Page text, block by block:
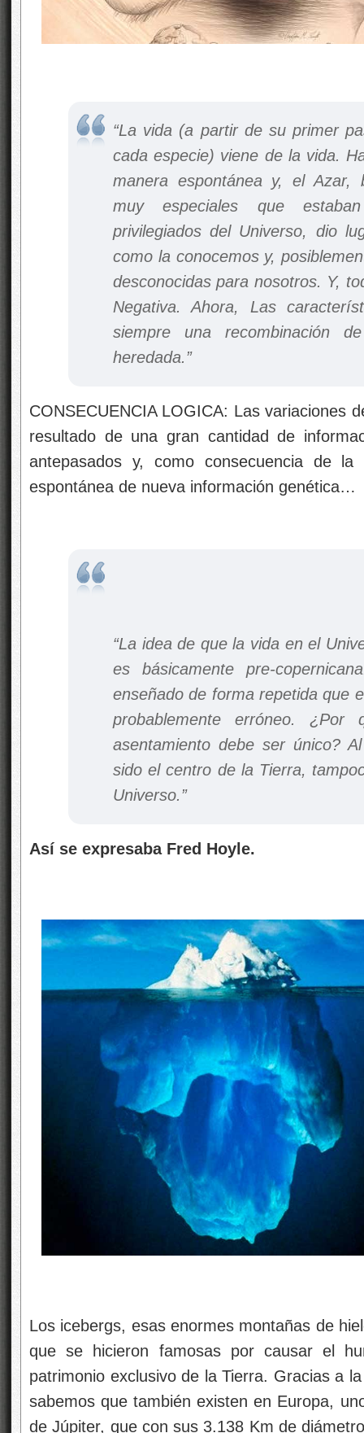
“La vida (a partir de su primer
cada especie) viene de la vida.
manera espontánea y, el Azar,
muy especiales que
privilegiados del Universo, dio
como la conocemos y,
desconocidas para nosotros. Y,
Negativa. Ahora, Las
siempre una recombinación
heredada.”
CONSECUENCIA LOGICA: Las variaciones
resultado de una gran cantidad de
antepasados y, como consecuencia de
espontánea de nueva información genética…
“La idea de que la vida en el
es básicamente pre-
enseñado de forma repetida que
probablemente erróneo. ¿Por
asentamiento debe ser único?
sido el centro de la Tierra,
Universo.”
Así se expresaba Fred Hoyle.
Los icebergs, esas enormes montañas de
que se hicieron famosas por causar el
patrimonio exclusivo de la Tierra. Gracias a
sabemos que también existen en Europa,
de Júpiter, que con sus 3.138 Km de